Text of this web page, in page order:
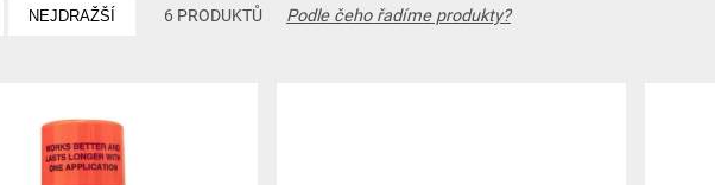
NEJDRAŽŠÍ 6 PRODUKTŮ Podle čeho řadíme produkty?